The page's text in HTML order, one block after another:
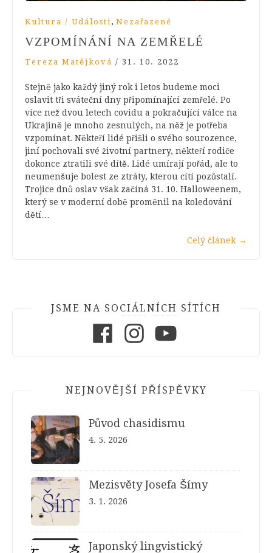
Kultura / Události, Nezařazené
VZPOMÍNÁNÍ NA ZEMŘELÉ
Tereza Matějková / 31. 10. 2022
Stejně jako každý jiný rok i letos budeme moci
oslavit tři sváteční dny připomínající zemřelé. Po
více než dvou letech covidu a pokračující válce na
Ukrajině je mnoho zesnulých, na něž je potřeba
vzpomínat. Někteří lidé přišli o svého sourozence,
jiní pochovali své životní partnery, někteří rodiče
dokonce ztratili své dítě. Lidé umírají pořád, ale to
neumenšuje bolest ze ztráty, kterou cítí pozůstalí.
Trojice dnů oslav však začíná 31. 10. Halloweenem,
který se v moderní době proměnil na koledování
dětí…
Celý článek →
JSME NA SOCIÁLNÍCH SÍTÍCH
NEJNOVĚJŠÍ PŘÍSPĚVKY
Původ chasidismu
4. 5. 2026
Mezisvěty Josefa Šímy
3. 1. 2026
Japonský lingvistický